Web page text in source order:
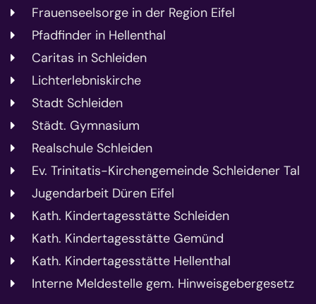
Frauenseelsorge in der Region Eifel
Pfadfinder in Hellenthal
Caritas in Schleiden
Lichterlebniskirche
Stadt Schleiden
Städt. Gymnasium
Realschule Schleiden
Ev. Trinitatis-Kirchengemeinde Schleidener Tal
Jugendarbeit Düren Eifel
Kath. Kindertagesstätte Schleiden
Kath. Kindertagesstätte Gemünd
Kath. Kindertagesstätte Hellenthal
Interne Meldestelle gem. Hinweisgebergesetz